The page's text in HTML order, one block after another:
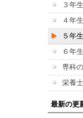
３年
４年
５年
６年
専科
栄養
最新の更